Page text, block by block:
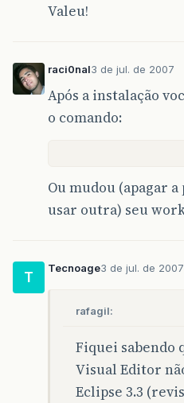
Valeu!
raci0nal3 de jul. de 2007
Após a instalação
o comando:
Ou mudou (apagar
usar outra) seu
T
Tecnoage3 de jul. de 2007
rafagil:
Fiquei sabendo
Visual Editor
Eclipse 3.3